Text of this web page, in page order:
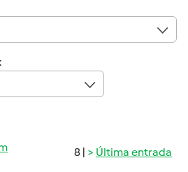
8 | Última entrada